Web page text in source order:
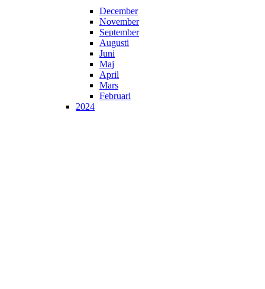
December
November
September
Augusti
Juni
Maj
April
Mars
Februari
2024